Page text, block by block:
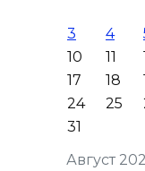
Юрий
донских
Август
3
4
10
11
17
18
24
25
31